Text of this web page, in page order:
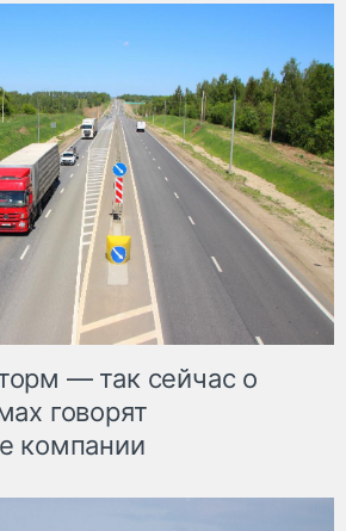
— так сейчас о
говорят
компании